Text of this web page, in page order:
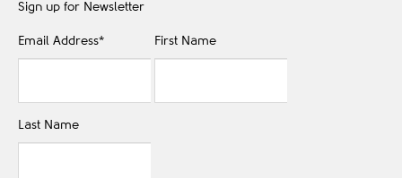
Sign up for Newsletter
Email Address* First Name
Last Name